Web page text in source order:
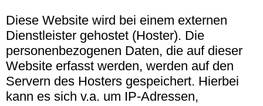
Diese Website wird bei einem externen
Dienstleister gehostet (Hoster). Die
personenbezogenen Daten, die auf dieser
Website erfasst werden, werden auf den
Servern des Hosters gespeichert. Hierbei
kann es sich v.a. um IP-Adressen,